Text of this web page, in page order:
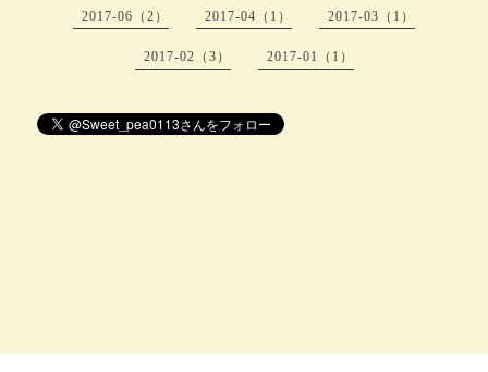
2017-06（2） 2017-04（1） 2017-03（1）
2017-02（3） 2017-01（1）